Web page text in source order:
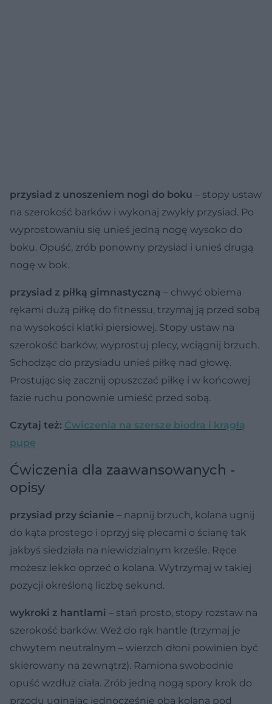
przysiad z unoszeniem nogi do boku – stopy ustaw
na szerokość barków i wykonaj zwykły przysiad. Po
wyprostowaniu się unieś jedną nogę wysoko do
boku. Opuść, zrób ponowny przysiad i unieś drugą
nogę w bok.
przysiad z piłką gimnastyczną – chwyć obiema
rękami dużą piłkę do fitnessu, trzymaj ją przed sobą
na wysokości klatki piersiowej. Stopy ustaw na
szerokość barków, wyprostuj plecy, wciągnij brzuch.
Schodząc do przysiadu unieś piłkę nad głowę.
Prostując się zacznij opuszczać piłkę i w końcowej
fazie ruchu ponownie umieść przed sobą.
Czytaj też: Ćwiczenia na szersze biodra i krągłą
pupę
Ćwiczenia dla zaawansowanych -
opisy
przysiad przy ścianie – napnij brzuch, kolana ugnij
do kąta prostego i oprzyj się plecami o ścianę tak
jakbyś siedziała na niewidzialnym krześle. Ręce
możesz lekko oprzeć o kolana. Wytrzymaj w takiej
pozycji określoną liczbę sekund.
wykroki z hantlami – stań prosto, stopy rozstaw na
szerokość barków. Weź do rąk hantle (trzymaj je
chwytem neutralnym – wierzch dłoni powinien być
skierowany na zewnątrz). Ramiona swobodnie
opuść wzdłuż ciała. Zrób jedną nogą spory krok do
przodu uginając jednocześnie oba kolana pod